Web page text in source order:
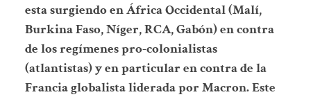
esta surgiendo en África Occidental (Malí,
Burkina Faso, Níger, RCA, Gabón) en contra
de los regímenes pro-colonialistas
(atlantistas) y en particular en contra de la
Francia globalista liderada por Macron. Este